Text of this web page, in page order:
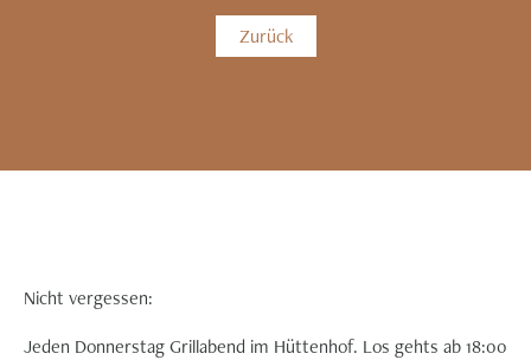
Zurück
Nicht vergessen:
Jeden Donnerstag Grillabend im Hüttenhof. Los gehts ab 18:00